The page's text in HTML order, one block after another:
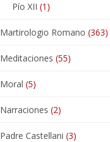
Pío XII (1)
Martirologio Romano (363)
Meditaciones (55)
Moral (5)
Narraciones (2)
Padre Castellani (3)